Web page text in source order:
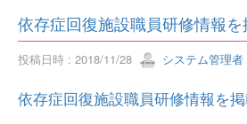
依存症回復施設職員研修情報を
投稿日時 : 2018/11/28 システム管理者
依存症回復施設職員研修情報を掲